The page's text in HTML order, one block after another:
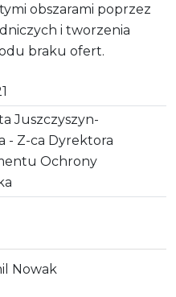
obszarami poprzez
i tworzenia
braku ofert.
Juszczyszyn-
- Z-ca Dyrektora
Ochrony
Nowak